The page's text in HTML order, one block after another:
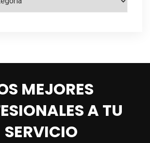
MEJORES
A TU
SERVICIO